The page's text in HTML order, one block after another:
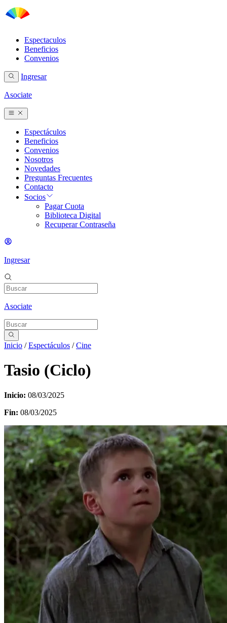
Espectaculos
Beneficios
Convenios
Ingresar
Asociate
Espectáculos
Beneficios
Convenios
Nosotros
Novedades
Preguntas Frecuentes
Contacto
Socios
Pagar Cuota
Biblioteca Digital
Recuperar Contraseña
Ingresar
Asociate
Inicio /Espectáculos /Cine
Tasio (Ciclo)
Inicio: 08/03/2025
Fin: 08/03/2025